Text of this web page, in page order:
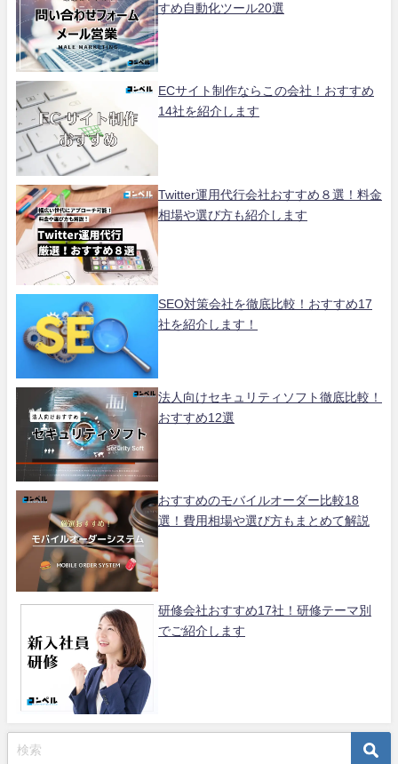
すめ自動化ツール20選
ECサイト制作ならこの会社！おすすめ
14社を紹介します
Twitter運用代行会社おすすめ８選！料金
相場や選び方も紹介します
SEO対策会社を徹底比較！おすすめ17
社を紹介します！
法人向けセキュリティソフト徹底比較！
おすすめ12選
おすすめのモバイルオーダー比較18
選！費用相場や選び方もまとめて解説
研修会社おすすめ17社！研修テーマ別
でご紹介します